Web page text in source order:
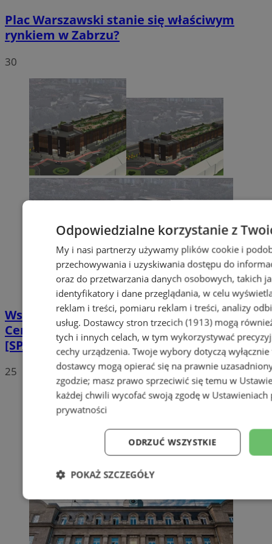
Plac Warszawski stanie się właściwym
rynkiem w Zabrzu?
30
Wstrzymano prace przy ul. Goethego.
Centrum przesiadkowego nie będzie
[SPROSTOWANIE]
25
Odpowiedzialne korzystanie z
My i nasi partnerzy używamy plików cookie i
przechowywania i uzyskiwania dostępu do
oraz do przetwarzania danych osobowych, takich
identyfikatory i dane przeglądania, w celu
reklam i treści, pomiaru reklam i treści, analizy
usług. Dostawcy stron trzecich (1913)mogą
tych i innych celach, w tym wykorzystywać
cechy urządzenia. Twoje wybory dotyczą
dostawcy mogą opierać się na prawnie
zgodzie; masz prawo sprzeciwić się temu w
każdej chwili wycofać swoją zgodę w
prywatności
ODRZUĆ WSZYSTKIE
POKAŻ SZCZEGÓŁY
Niezbędne Wydajność